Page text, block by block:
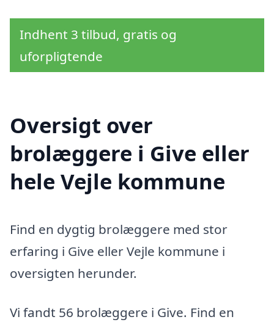
Indhent 3 tilbud, gratis og
uforpligtende
Oversigt over
brolæggere i Give eller
hele Vejle kommune
Find en dygtig brolæggere med stor
erfaring i Give eller Vejle kommune i
oversigten herunder.
Vi fandt 56 brolæggere i Give. Find en